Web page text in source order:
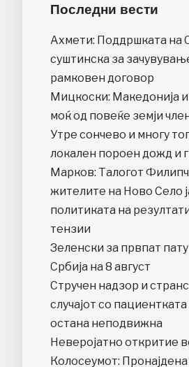
Последни вести
Ахмети: Поддршката на
суштинска за
рамковен договор
Мицкоски: Македонија
моќ од повеќе земји
Утре сончево и многу
локален пороен дожд и
Марков: Талогот
жителите на Ново Село
политиката на
тензии
Зеленски за првпат
Србија на 8 август
Стручен надзор и
случајот со
остана неподвижна
Неверојатно откритие
Колосеумот: